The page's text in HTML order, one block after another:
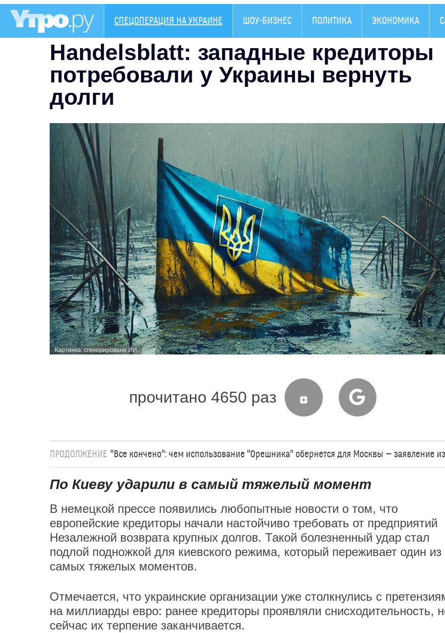
СПЕЦОПЕРАЦИЯ НА УКРАИНЕ ШОУ-БИЗНЕС ПОЛИТИКА ЭКОНОМИКА
Handelsblatt: западные кредиторы
потребовали у Украины вернуть
долги
Картинка: сгенерировано ИИ
прочитано 4650 раз
ПРОДОЛЖЕНИЕ "Все кончено": чем использование "Орешника" обернется для Москвы — заявление
По Киеву ударили в самый тяжелый момент
В немецкой прессе появились любопытные новости о том, что
европейские кредиторы начали настойчиво требовать от предприятий
Незалежной возврата крупных долгов. Такой болезненный удар стал
подлой подножкой для киевского режима, который переживает один из
самых тяжелых моментов.
Отмечается, что украинские организации уже столкнулись с
на миллиарды евро: ранее кредиторы проявляли снисходительность,
сейчас их терпение заканчивается.